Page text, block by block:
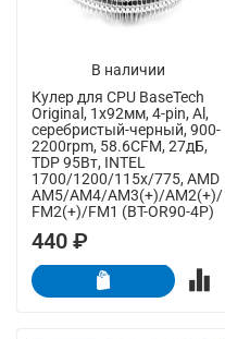
В наличии
Кулер для CPU BaseTech
Original, 1х92мм, 4-pin, Al,
серебристый-черный, 900-
2200rpm, 58.6CFM, 27дБ,
TDP 95Вт, INTEL
1700/1200/115x/775, AMD
AM5/AM4/AM3(+)/AM2(+)/
FM2(+)/FM1 (BT-OR90-4P)
440 ₽